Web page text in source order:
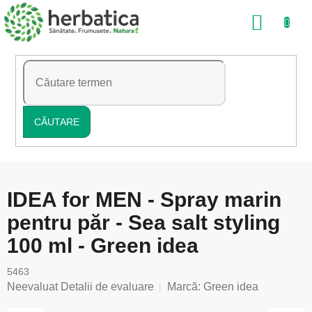
Treci
la
conținut
CĂUTARE
COŞ
IDEA for MEN - Spray marin
pentru păr - Sea salt styling
100 ml - Green idea
5463
Evaluarea
Neevaluat Detalii de evaluare Marcă: Green idea